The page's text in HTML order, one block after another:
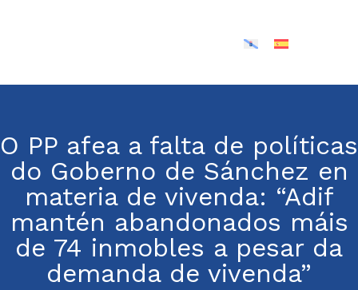
O PP afea a falta de políticas
do Goberno de Sánchez en
materia de vivenda: “Adif
mantén abandonados máis
de 74 inmobles a pesar da
demanda de vivenda”